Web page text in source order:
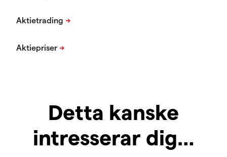
Detta kanske
intresserar dig…